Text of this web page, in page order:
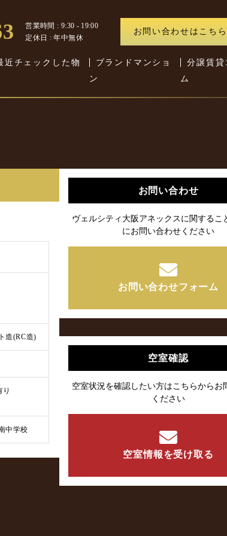
営業時間 : 9:30 - 19:00
定休日 : 年中無休
お問い合わせはこちら
近チェックした物
ブランドマンショ
ン
分譲賃貸
ム
造(RC造)
り
中学校
お問い合わせ
ヴェルシティ大阪アネックスに関するこ
にお問い合わせください
お問い合わせフォーム
空室確認
空室状況を確認したい方はこちらからお
ください
空室情報を受け取る